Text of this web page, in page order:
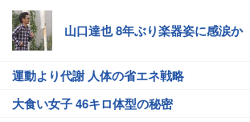
山口達也 8年ぶり楽器姿に感涙か
運動より代謝 人体の省エネ戦略
大食い女子 46キロ体型の秘密